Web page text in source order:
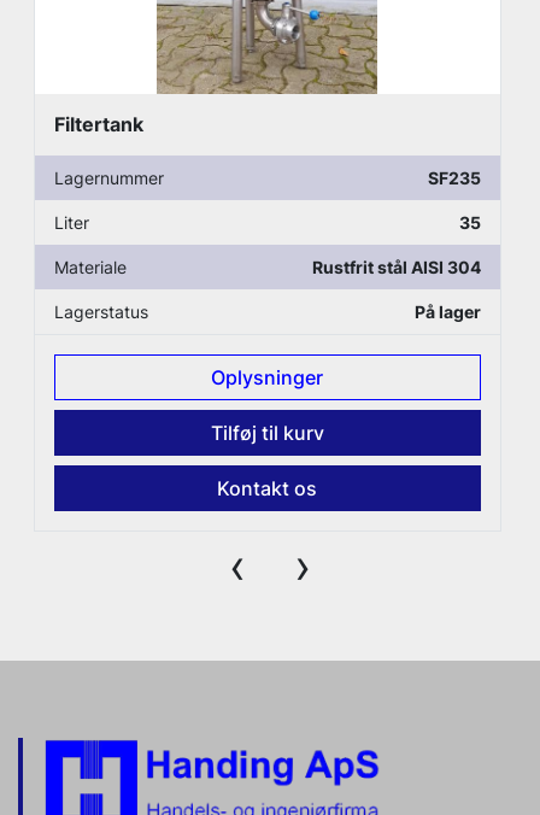
Filtertank
Lagernummer SF235
Liter 35
Materiale Rustfrit stål AISI 304
Lagerstatus På lager
Oplysninger
Tilføj til kurv
Kontakt os
‹ ›